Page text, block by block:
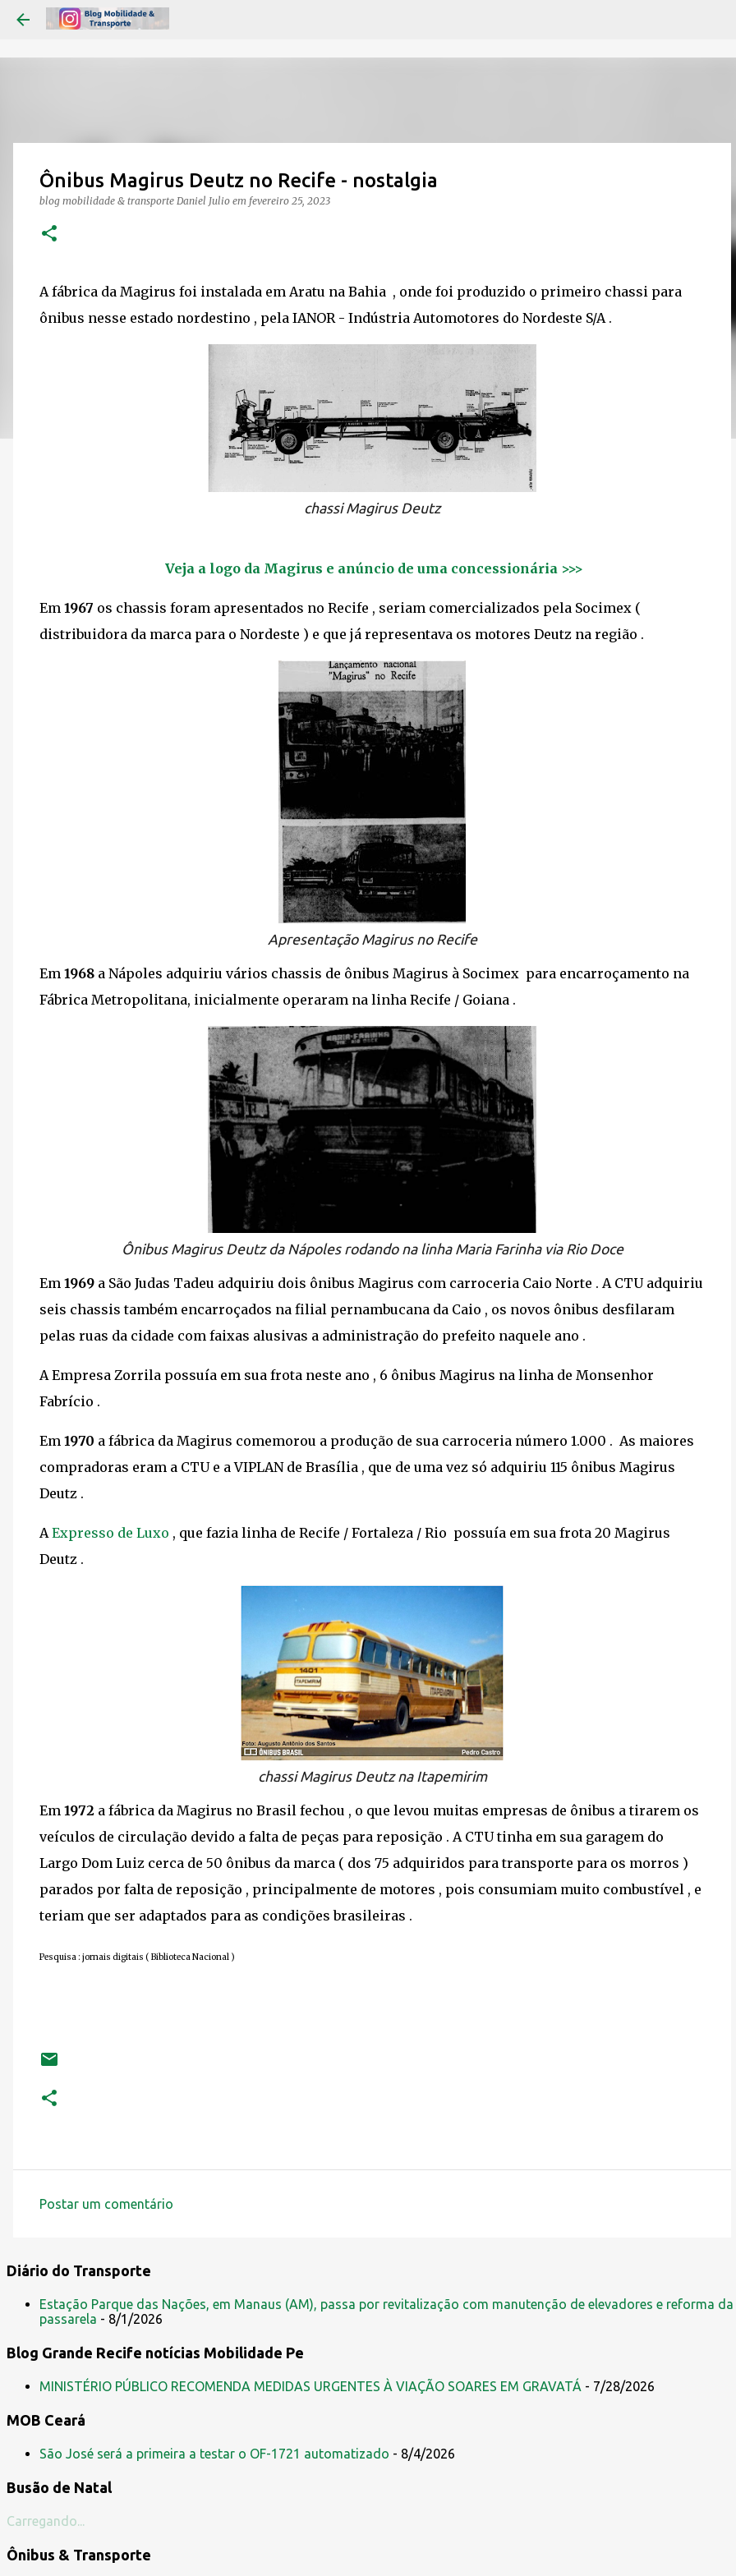
Ônibus Magirus Deutz no Recife - nostalgia
blog mobilidade & transporte Daniel Julio em fevereiro 25, 2023
A fábrica da Magirus foi instalada em Aratu na Bahia , onde foi produzido o primeiro chassi para
ônibus nesse estado nordestino , pela IANOR - Indústria Automotores do Nordeste S/A .
chassi Magirus Deutz
Veja a logo da Magirus e anúncio de uma concessionária >>>
Em 1967 os chassis foram apresentados no Recife , seriam comercializados pela Socimex (
distribuidora da marca para o Nordeste ) e que já representava os motores Deutz na região .
Apresentação Magirus no Recife
Em 1968 a Nápoles adquiriu vários chassis de ônibus Magirus à Socimex para encarroçamento na
Fábrica Metropolitana, inicialmente operaram na linha Recife / Goiana .
Ônibus Magirus Deutz da Nápoles rodando na linha Maria Farinha via Rio Doce
Em 1969 a São Judas Tadeu adquiriu dois ônibus Magirus com carroceria Caio Norte . A CTU adquiriu
seis chassis também encarroçados na filial pernambucana da Caio , os novos ônibus desfilaram
pelas ruas da cidade com faixas alusivas a administração do prefeito naquele ano .
A Empresa Zorrila possuía em sua frota neste ano , 6 ônibus Magirus na linha de Monsenhor
Fabrício .
Em 1970 a fábrica da Magirus comemorou a produção de sua carroceria número 1.000 . As maiores
compradoras eram a CTU e a VIPLAN de Brasília , que de uma vez só adquiriu 115 ônibus Magirus
Deutz .
AExpresso de Luxo , que fazia linha de Recife / Fortaleza / Rio possuía em sua frota 20 Magirus
Deutz .
chassi Magirus Deutz na Itapemirim
Em 1972 a fábrica da Magirus no Brasil fechou , o que levou muitas empresas de ônibus a tirarem os
veículos de circulação devido a falta de peças para reposição . A CTU tinha em sua garagem do
Largo Dom Luiz cerca de 50 ônibus da marca ( dos 75 adquiridos para transporte para os morros )
parados por falta de reposição , principalmente de motores , pois consumiam muito combustível , e
teriam que ser adaptados para as condições brasileiras .
Pesquisa : jornais digitais ( Biblioteca Nacional )
m
n
á
r
o
s
Postar um comentário
Diário do Transporte
Estação Parque das Nações, em Manaus (AM), passa por revitalização com manutenção de elevadores e reforma da
passarela - 8/1/2026
Blog Grande Recife notícias Mobilidade Pe
MINISTÉRIO PÚBLICO RECOMENDA MEDIDAS URGENTES À VIAÇÃO SOARES EM GRAVATÁ - 7/28/2026
MOB Ceará
São José será a primeira a testar o OF-1721 automatizado - 8/4/2026
Busão de Natal
Carregando...
Ônibus & Transporte